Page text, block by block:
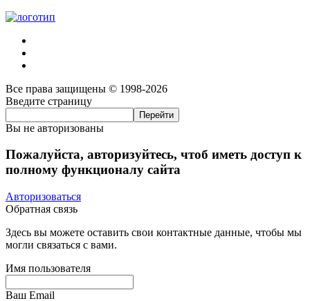
Все права защищены © 1998-2026
Введите страницу
Вы не авторизованы
Пожалуйста, авторизуйтесь, чтоб иметь доступ к
полному функционалу сайта
Авторизоваться
Обратная связь
Здесь вы можете оставить свои контактные данные, чтобы мы
могли связаться с вами.
Имя пользователя
Ваш Email